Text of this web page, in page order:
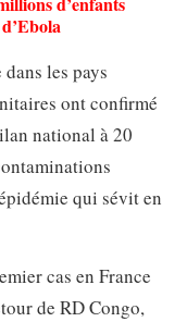
les pays
ont confirmé
national à 20
qui sévit en
cas en France
de RD Congo,